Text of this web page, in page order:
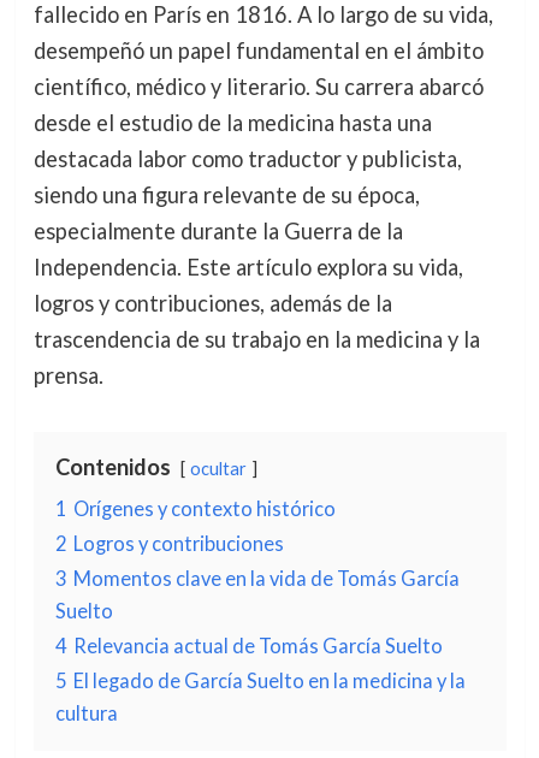
fallecido en París en 1816. A lo largo de su vida,
desempeñó un papel fundamental en el ámbito
científico, médico y literario. Su carrera abarcó
desde el estudio de la medicina hasta una
destacada labor como traductor y publicista,
siendo una figura relevante de su época,
especialmente durante la Guerra de la
Independencia. Este artículo explora su vida,
logros y contribuciones, además de la
trascendencia de su trabajo en la medicina y la
prensa.
Contenidos ocultar
1 Orígenes y contexto histórico
2 Logros y contribuciones
3 Momentos clave en la vida de Tomás García
Suelto
4 Relevancia actual de Tomás García Suelto
5 El legado de García Suelto en la medicina y la
cultura